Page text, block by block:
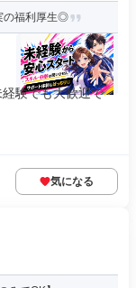
の福利厚生◎
験でも大歓迎で
気になる